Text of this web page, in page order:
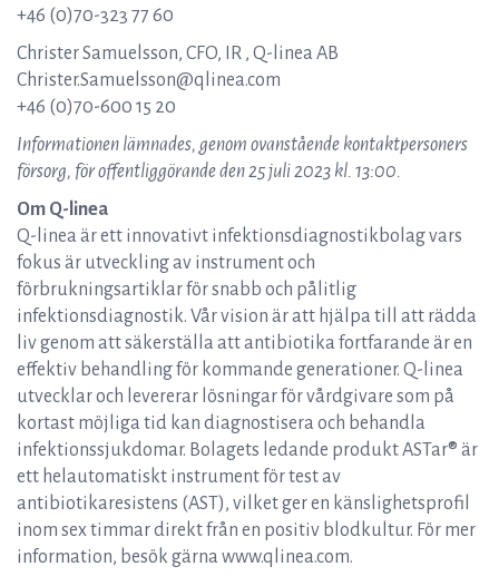
+46 (0)70-323 77 60
Christer Samuelsson, CFO, IR , Q-linea AB
Christer.Samuelsson@qlinea.com
+46 (0)70-600 15 20
Informationen lämnades, genom ovanstående kontaktpersoners
försorg, för offentliggörande den 25 juli 2023 kl. 13:00.
Om Q-linea
Q-linea är ett innovativt infektionsdiagnostikbolag vars
fokus är utveckling av instrument och
förbrukningsartiklar för snabb och pålitlig
infektionsdiagnostik. Vår vision är att hjälpa till att rädda
liv genom att säkerställa att antibiotika fortfarande är en
effektiv behandling för kommande generationer. Q-linea
utvecklar och levererar lösningar för vårdgivare som på
kortast möjliga tid kan diagnostisera och behandla
infektionssjukdomar. Bolagets ledande produkt ASTar® är
ett helautomatiskt instrument för test av
antibiotikaresistens (AST), vilket ger en känslighetsprofil
inom sex timmar direkt från en positiv blodkultur. För mer
information, besök gärna www.qlinea.com.